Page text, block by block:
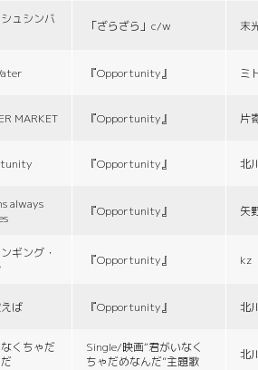
ュシンバ
「ざらざら」c/w 末
『Opportunity』 ミ
MARKET 『Opportunity』 片
『Opportunity』 北
always
『Opportunity』 矢
ギング・
『Opportunity』 kz
ば 『Opportunity』 北
くちゃだ
Single/映画“君がいなく
ちゃだめなんだ”主題歌
北